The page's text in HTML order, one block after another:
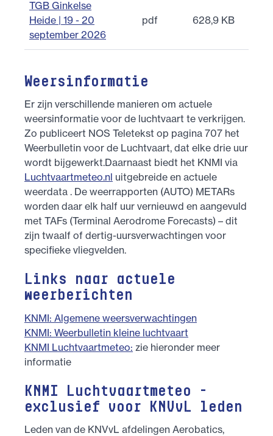
TGB Ginkelse
Heide | 19 - 20
september 2026
pdf 628,9 KB
Weersinformatie
Er zijn verschillende manieren om actuele
weersinformatie voor de luchtvaart te verkrijgen.
Zo publiceert NOS Teletekst op pagina 707 het
Weerbulletin voor de Luchtvaart, dat elke drie uur
wordt bijgewerkt.Daarnaast biedt het KNMI via
Luchtvaartmeteo.nl uitgebreide en actuele
weerdata . De weerrapporten (AUTO) METARs
worden daar elk half uur vernieuwd en aangevuld
met TAFs (Terminal Aerodrome Forecasts) – dit
zijn twaalf of dertig-uursverwachtingen voor
specifieke vliegvelden.
Links naar actuele
weerberichten
KNMI: Algemene weersverwachtingen
KNMI: Weerbulletin kleine luchtvaart
KNMI Luchtvaartmeteo: zie hieronder meer
informatie
KNMI Luchtvaartmeteo -
exclusief voor KNVvL leden
Leden van de KNVvL afdelingen Aerobatics,